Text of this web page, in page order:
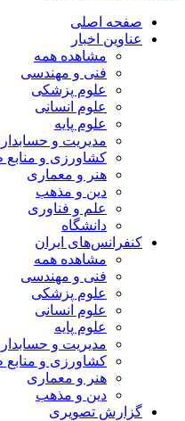
صفحه اصلی
عناوین اخبار
مشاهده همه
فنی و مهندسی
علوم پزشکی
علوم انسانی
علوم پایه
مدیریت و
کشاورزی و منابع
هنر و معماری
دین و مذهب
علم و فناوری
دانشگاه
کنفرانس‌های ایران
مشاهده همه
فنی و مهندسی
علوم پزشکی
علوم انسانی
علوم پایه
مدیریت و
کشاورزی و منابع
هنر و معماری
دین و مذهب
گزارش تصویری